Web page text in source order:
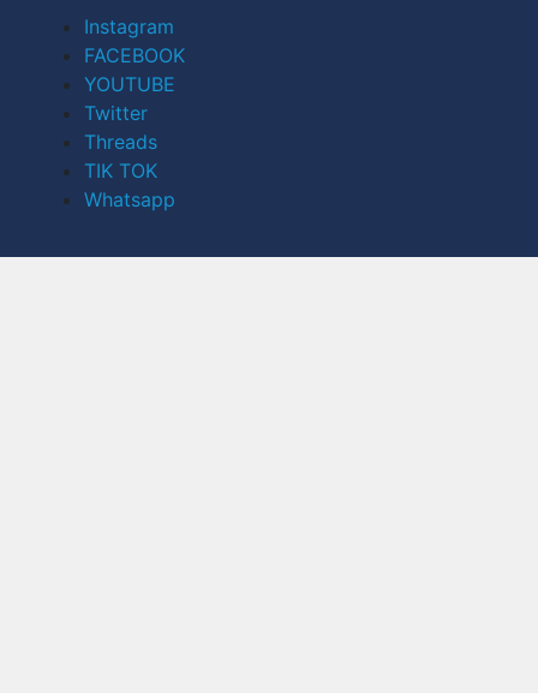
Instagram
FACEBOOK
YOUTUBE
Twitter
Threads
TIK TOK
Whatsapp